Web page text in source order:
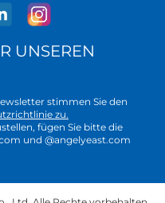
UNSEREN
stimmen Sie den
zu.
fügen Sie bitte die
und @angelyeast.com